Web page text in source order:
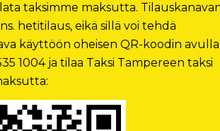
taksimme maksutta.
hetitilaus, eikä sillä voi tehdä
käyttöön oheisen QR-koodin avulla
1004 ja tilaa Taksi Tampereen taksi